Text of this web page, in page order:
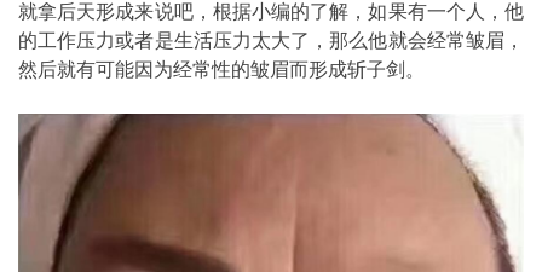
就拿后天形成来说吧，根据小编的了解，如果有一个人，他
的工作压力或者是生活压力太大了，那么他就会经常皱眉，
然后就有可能因为经常性的皱眉而形成斩子剑。